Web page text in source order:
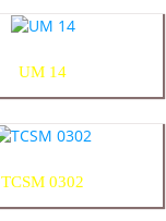
UM 14
TCSM 0302